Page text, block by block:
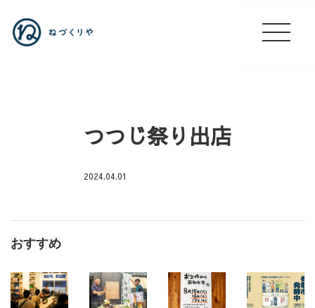
つつじ祭り出店
2024.04.01
職
🏮
場
おすすめ